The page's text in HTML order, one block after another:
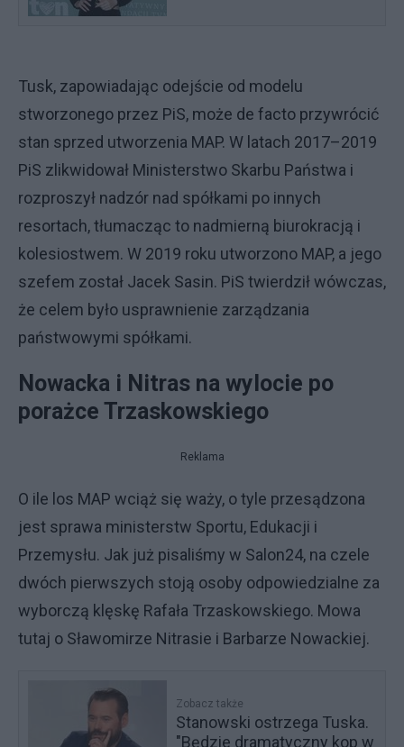
Tusk, zapowiadając odejście od modelu
stworzonego przez PiS, może de facto przywrócić
stan sprzed utworzenia MAP. W latach 2017–2019
PiS zlikwidował Ministerstwo Skarbu Państwa i
rozproszył nadzór nad spółkami po innych
resortach, tłumacząc to nadmierną biurokracją i
kolesiostwem. W 2019 roku utworzono MAP, a jego
szefem został Jacek Sasin. PiS twierdził wówczas,
że celem było usprawnienie zarządzania
państwowymi spółkami.
Nowacka i Nitras na wylocie po
porażce Trzaskowskiego
Reklama
O ile los MAP wciąż się waży, o tyle przesądzona
jest sprawa ministerstw Sportu, Edukacji i
Przemysłu. Jak już pisaliśmy w Salon24, na czele
dwóch pierwszych stoją osoby odpowiedzialne za
wyborczą klęskę Rafała Trzaskowskiego. Mowa
tutaj o Sławomirze Nitrasie i Barbarze Nowackiej.
Zobacz także
Stanowski ostrzega Tuska.
"Będzie dramatyczny kop w